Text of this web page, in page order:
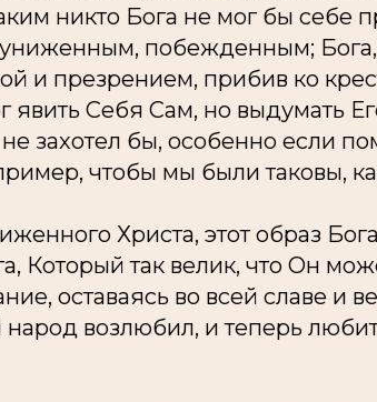
никто Бога не мог бы себе
побежденным;
и презрением, прибив ко
явить Себя Сам, но выдумать
захотел бы, особенно если
чтобы мы были таковы,
Христа, этот образ
Который так велик, что Он
оставаясь во всей славе и
возлюбил, и теперь